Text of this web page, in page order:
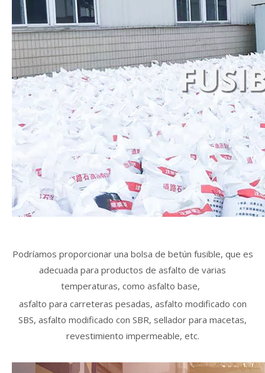
Podríamos proporcionar una bolsa de betún fusible, que es
adecuada para productos de asfalto de varias
temperaturas, como asfalto base,
asfalto para carreteras pesadas, asfalto modificado con
SBS, asfalto modificado con SBR, sellador para macetas,
revestimiento impermeable, etc.